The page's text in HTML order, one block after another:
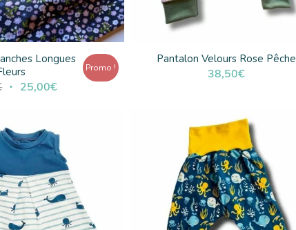
Longues
Le
était :
36,00€.
25,00€Le
est :
25,00€.
Promo !
Pantalon Velours Rose Pêche
38,50€